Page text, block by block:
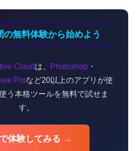
の無料体験から始めよう
Cloudは、 Photoshop・
Proなど20以上のアプリが使
う本格ツールを無料で試せま
す。
体験してみる →